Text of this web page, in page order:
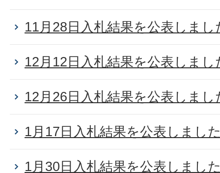
11月28日入札結果を公表しまし
12月12日入札結果を公表しまし
12月26日入札結果を公表しまし
1月17日入札結果を公表しまし
1月30日入札結果を公表しまし